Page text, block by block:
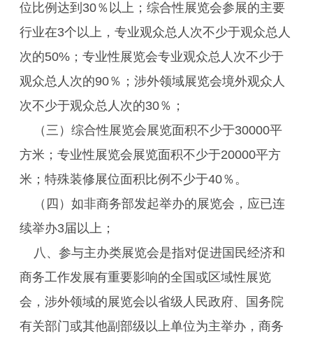
位比例达到30％以上；综合性展览会参展的主要
行业在3个以上，专业观众总人次不少于观众总人
次的50%；专业性展览会专业观众总人次不少于
观众总人次的90％；涉外领域展览会境外观众人
次不少于观众总人次的30％；
（三）综合性展览会展览面积不少于30000平
方米；专业性展览会展览面积不少于20000平方
米；特殊装修展位面积比例不少于40％。
（四）如非商务部发起举办的展览会，应已连
续举办3届以上；
八、参与主办类展览会是指对促进国民经济和
商务工作发展有重要影响的全国或区域性展览
会，涉外领域的展览会以省级人民政府、国务院
有关部门或其他副部级以上单位为主举办，商务